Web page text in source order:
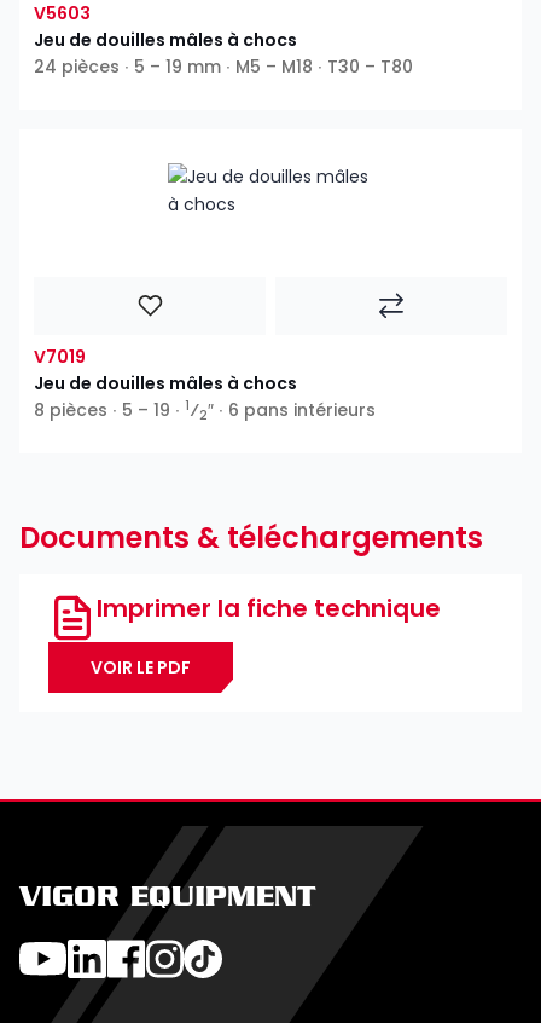
V5603
Jeu de douilles mâles à chocs
24 pièces ∙ 5 – 19 mm ∙ M5 – M18 ∙ T30 – T80
V7019
Jeu de douilles mâles à chocs
8 pièces ∙ 5 – 19 ∙ 1⁄2″ ∙ 6 pans intérieurs
Documents & téléchargements
Imprimer la fiche technique
VOIR LE PDF
VIGOR EQUIPMENT